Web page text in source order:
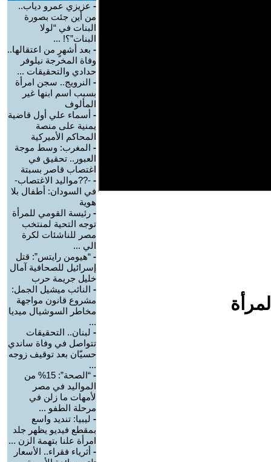
- عزيزي عمرو دياب..
من أين جئت بصورة
البنات في “لولا
البنات”؟! ...
- بعد أشهرٍ من اعتقالها..
وفاة المخرجة نيلوفر
حدادي والتحقيقات ...
- النرويج.. سجن امرأة
بسبب اسم ابنها غير
المألوف
- أسماء علي أول قاضية
يمنية على منصة
المحاكم الأميركية
- المغرب: وسط موجة
العبور.. تحقيق في
اغتصاب قاصر بسبتة
- -??مواليد الاغتصاب-
في السودان: أطفال بلا
هوية
- رئيسة القومي للمرأة
توجه التحية لمنتخب
مصر للناشئات لكرة
الي ...
- “هيومن رايتس”: قتل
إسرائيل للصحافية آمال
خليل جريمة حرب
- النائب ميشيل الجمل:
مشروع قانون مواجهة
مخاطر السوشيال ميديا
...
- لبنان.. التحقيقات
تتواصل في وفاة ساندي
حسيّان بعد توقيف زوجه
...
-
“الصحة”: 15% من
المواليد في مصر
لأمهات ما زلن في
مرحلة الطفو ...
- ليبيا: تنديد واسع
بمقطع فيديو يظهر جلد
امرأة علنا بتهمة الزن ...
- أثرياء فقراء.. الأسعار